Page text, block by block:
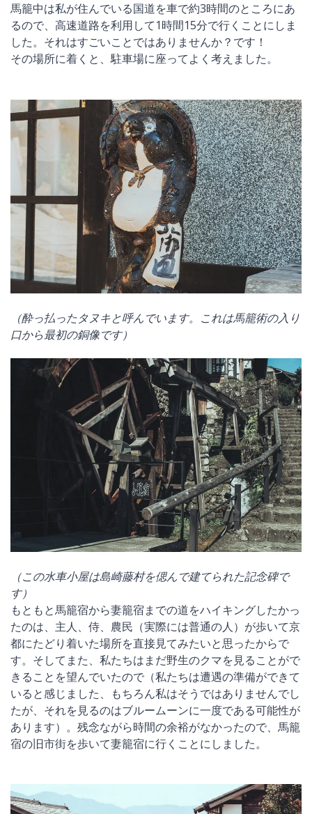
馬籠中は私が住んでいる国道を車で約3時間のところにあ
るので、高速道路を利用して1時間15分で行くことにしま
した。それはすごいことではありませんか？です！
その場所に着くと、駐車場に座ってよく考えました。
（酔っ払ったタヌキと呼んでいます。これは馬籠術の入り
口から最初の銅像です）
（この水車小屋は島崎藤村を偲んで建てられた記念碑で
す）
もともと馬籠宿から妻籠宿までの道をハイキングしたかっ
たのは、主人、侍、農民（実際には普通の人）が歩いて京
都にたどり着いた場所を直接見てみたいと思ったからで
す。そしてまた、私たちはまだ野生のクマを見ることがで
きることを望んでいたので（私たちは遭遇の準備ができて
いると感じました、もちろん私はそうではありませんでし
たが、それを見るのはブルームーンに一度である可能性が
あります）。残念ながら時間の余裕がなかったので、馬籠
宿の旧市街を歩いて妻籠宿に行くことにしました。